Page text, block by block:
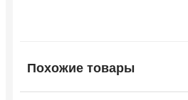
Похожие товары